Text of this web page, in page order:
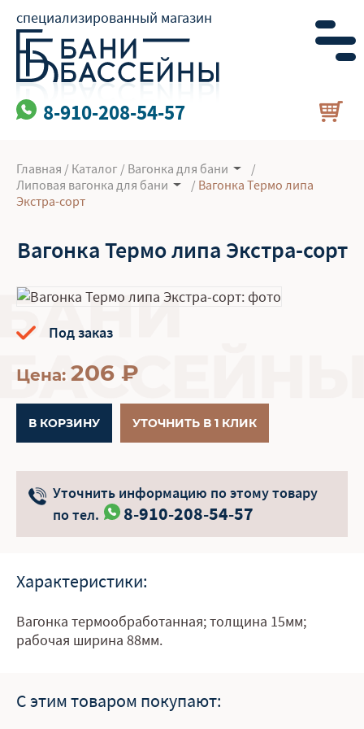
специализированный магазин
8-910-208-54-57
Главная / Каталог / Вагонка для бани
/
Липовая вагонка для бани
/ Вагонка Термо липа
Экстра-сорт
Вагонка Термо липа Экстра-сорт
Цена: 206 ₽
Под заказ
В КОРЗИНУ УТОЧНИТЬ В 1 КЛИК
Уточнить информацию по этому товару
по тел.
8-910-208-54-57
Характеристики:
Вагонка термообработанная; толщина 15мм;
рабочая ширина 88мм.
С этим товаром покупают: